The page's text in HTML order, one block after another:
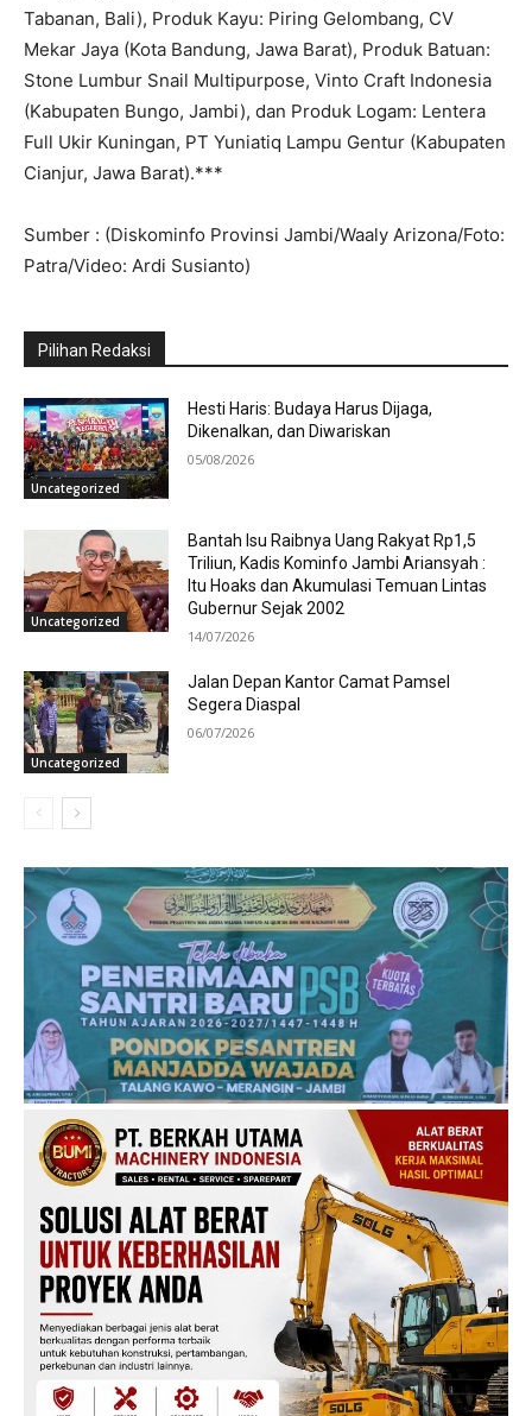
Tabanan, Bali), Produk Kayu: Piring Gelombang, CV
Mekar Jaya (Kota Bandung, Jawa Barat), Produk Batuan:
Stone Lumbur Snail Multipurpose, Vinto Craft Indonesia
(Kabupaten Bungo, Jambi), dan Produk Logam: Lentera
Full Ukir Kuningan, PT Yuniatiq Lampu Gentur (Kabupaten
Cianjur, Jawa Barat).***
Sumber : (Diskominfo Provinsi Jambi/Waaly Arizona/Foto:
Patra/Video: Ardi Susianto)
Pilihan Redaksi
Uncategorized
Hesti Haris: Budaya Harus Dijaga,
Dikenalkan, dan Diwariskan
05/08/2026
Uncategorized
Bantah Isu Raibnya Uang Rakyat Rp1,5
Triliun, Kadis Kominfo Jambi Ariansyah :
Itu Hoaks dan Akumulasi Temuan Lintas
Gubernur Sejak 2002
14/07/2026
Uncategorized
Jalan Depan Kantor Camat Pamsel
Segera Diaspal
06/07/2026